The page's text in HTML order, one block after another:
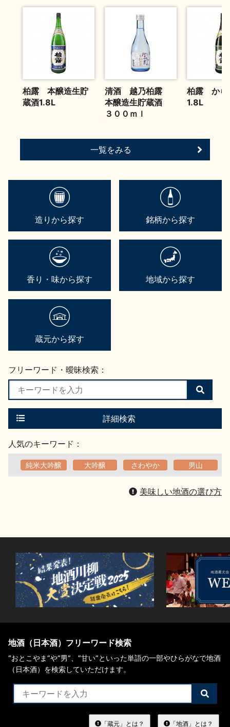
お問い合わせ
柏露 本醸造生貯
蔵酒1.8L
清酒 越乃柏露
本醸造生貯蔵酒
３００ｍｌ
柏露 から
1.8L
一覧をみる
造りから探す 銘柄から探す
香り・味から探す 地域から探す
蔵元から探す
フリーワード・曖昧検索：
検
索
す
詳細検索
人気のキーワード：
純米大吟醸 大吟醸 さわやか 男山
美味しい地酒の選び方
地酒（日本酒）フリーワード検索
“おとこやま”や“男”、”甘い”といった単語の一部やひらがなで地酒
（日本酒）を検索していただけます。
検
索
る
「蔵元」とは？ 「地酒」とは？